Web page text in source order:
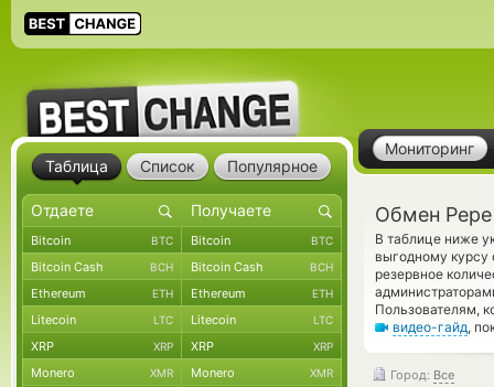
Мониторинг
Обмен
В таблице ниже
выгодному курсу
резервное
Пользователям,
видео-гайд,
Город: Все
Таблица Список Популярное
Bitcoin BTC Bitcoin BTC
Bitcoin Cash BCH Bitcoin Cash BCH
Ethereum ETH Ethereum ETH
Litecoin LTC Litecoin LTC
XRP XRP XRP XRP
Monero XMR Monero XMR